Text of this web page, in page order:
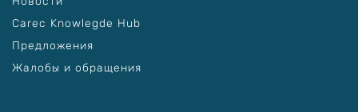
Carec Knowlegde Hub
Предложения
Жалобы и обращения